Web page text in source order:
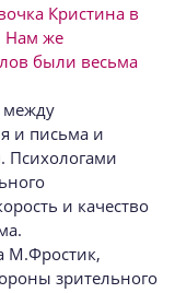
Кристина в
Нам же
были весьма
между
и письма и
Психологами
и качество
М.Фростик,
зрительного